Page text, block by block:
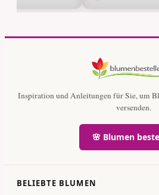
Inspiration und Anleitungen für Sie, um
versenden.
🌸 Blumen
BELIEBTE BLUMEN